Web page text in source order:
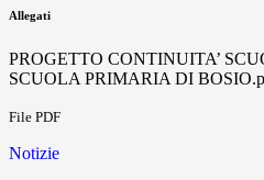
Allegati
PROGETTO CONTINUITA’
SCUOLA PRIMARIA DI
File PDF
Notizie